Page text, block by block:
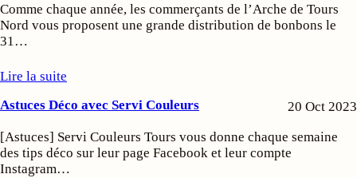
Comme chaque année, les commerçants de l’Arche de Tours
Nord vous proposent une grande distribution de bonbons le
31…
Lire la suite
Astuces Déco avec Servi Couleurs
20 Oct 2023
[Astuces] Servi Couleurs Tours vous donne chaque semaine
des tips déco sur leur page Facebook et leur compte
Instagram…